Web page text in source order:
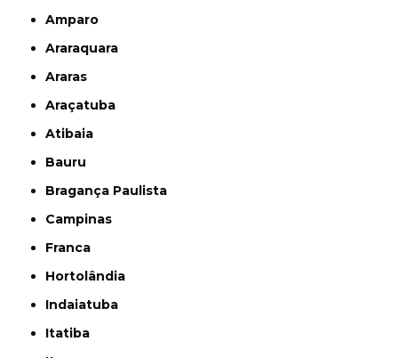
Amparo
Araraquara
Araras
Araçatuba
Atibaia
Bauru
Bragança Paulista
Campinas
Franca
Hortolândia
Indaiatuba
Itatiba